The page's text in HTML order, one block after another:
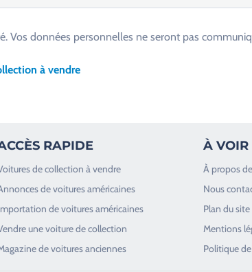
Vos données personnelles ne seront pas
à vendre
RAPIDE
de collection à vendre
de voitures américaines
de voitures américaines
une voiture de collection
de voitures anciennes
À VOIR
À propos
Nous
Plan du site
Mentions
Politique